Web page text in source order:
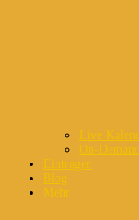
Live
On-
Eintragen
Blog
Mehr